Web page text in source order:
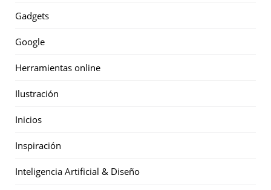
Gadgets
Google
Herramientas online
Ilustración
Inicios
Inspiración
Inteligencia Artificial & Diseño